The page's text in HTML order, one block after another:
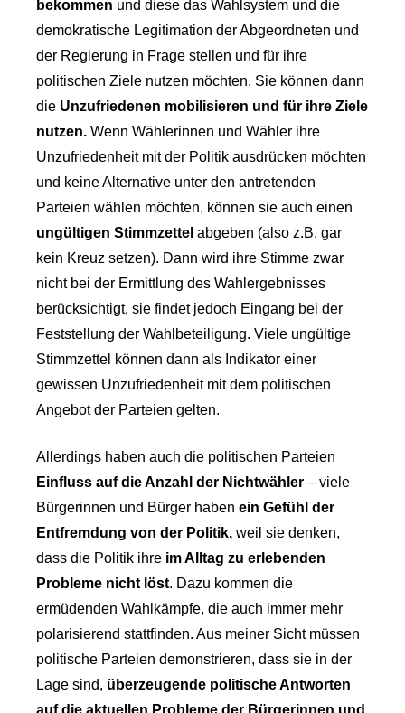
bekommen und diese das Wahlsystem und die
demokratische Legitimation der Abgeordneten und
der Regierung in Frage stellen und für ihre
politischen Ziele nutzen möchten. Sie können dann
die Unzufriedenen mobilisieren und für ihre Ziele
nutzen. Wenn Wählerinnen und Wähler ihre
Unzufriedenheit mit der Politik ausdrücken möchten
und keine Alternative unter den antretenden
Parteien wählen möchten, können sie auch einen
ungültigen Stimmzettel abgeben (also z.B. gar
kein Kreuz setzen). Dann wird ihre Stimme zwar
nicht bei der Ermittlung des Wahlergebnisses
berücksichtigt, sie findet jedoch Eingang bei der
Feststellung der Wahlbeteiligung. Viele ungültige
Stimmzettel können dann als Indikator einer
gewissen Unzufriedenheit mit dem politischen
Angebot der Parteien gelten.
Allerdings haben auch die politischen Parteien
Einfluss auf die Anzahl der Nichtwähler – viele
Bürgerinnen und Bürger haben ein Gefühl der
Entfremdung von der Politik, weil sie denken,
dass die Politik ihre im Alltag zu erlebenden
Probleme nicht löst. Dazu kommen die
ermüdenden Wahlkämpfe, die auch immer mehr
polarisierend stattfinden. Aus meiner Sicht müssen
politische Parteien demonstrieren, dass sie in der
Lage sind, überzeugende politische Antworten